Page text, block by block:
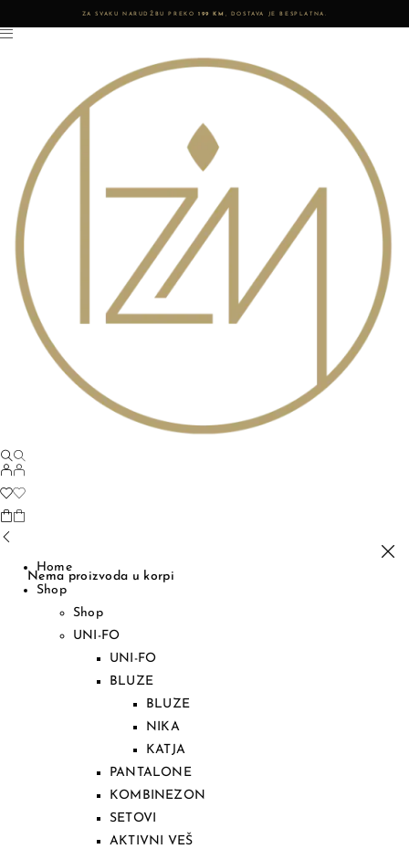
ZA SVAKU NARUDŽBU PREKO 199 KM , DOSTAVA JE BESPLATNA.
Nema proizvoda u korpi
Home
Shop
Shop
UNI-FO
UNI-FO
BLUZE
BLUZE
NIKA
KATJA
PANTALONE
KOMBINEZON
SETOVI
AKTIVNI VEŠ